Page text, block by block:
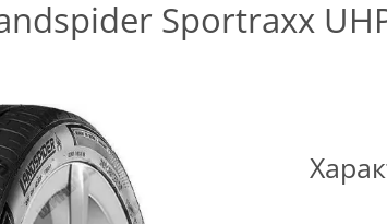
Sportraxx